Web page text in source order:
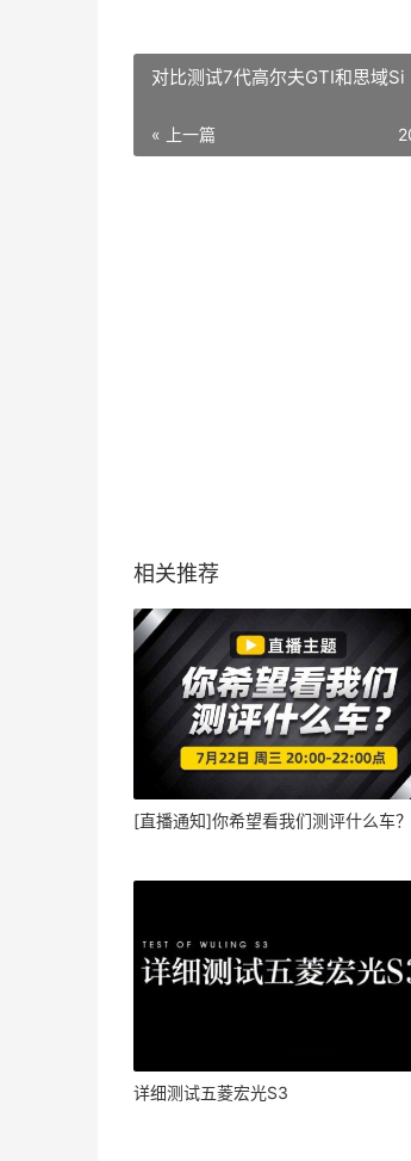
对比测试7代高尔夫GTI和思域
« 上一篇
相关推荐
[直播通知]你希望看我们测评什么车？
详细测试五菱宏光S3